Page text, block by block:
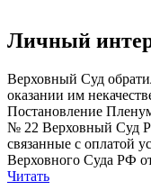
Личный
Верховный Суд
оказании им
Постановление
№ 22 Верховный Суд
связанные с оплатой
Верховного Суда РФ
Читать